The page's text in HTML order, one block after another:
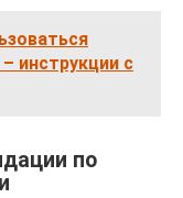
инструкции с
по